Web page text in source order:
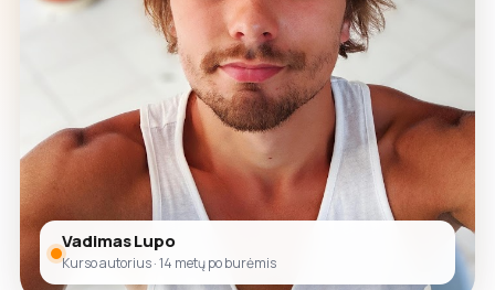
Vadimas Lupo
Kurso autorius · 14 metų po burėmis